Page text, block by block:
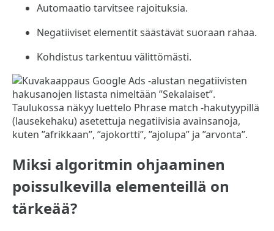
Automaatio tarvitsee rajoituksia.
Negatiiviset elementit säästävät suoraan rahaa.
Kohdistus tarkentuu välittömästi.
Miksi algoritmin ohjaaminen
poissulkevilla elementeillä on
tärkeää?